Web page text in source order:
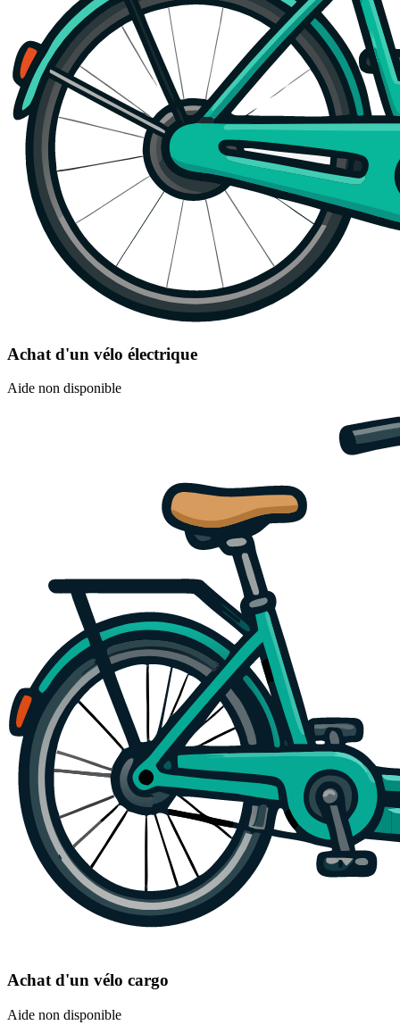
Achat d'un vélo électrique
Aide non disponible
Achat d'un vélo cargo
Aide non disponible